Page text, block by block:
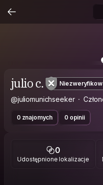
julio c.
@juliomunichseeker
0 znajomych 0 opinii
0
Udostępnione lokalizacje